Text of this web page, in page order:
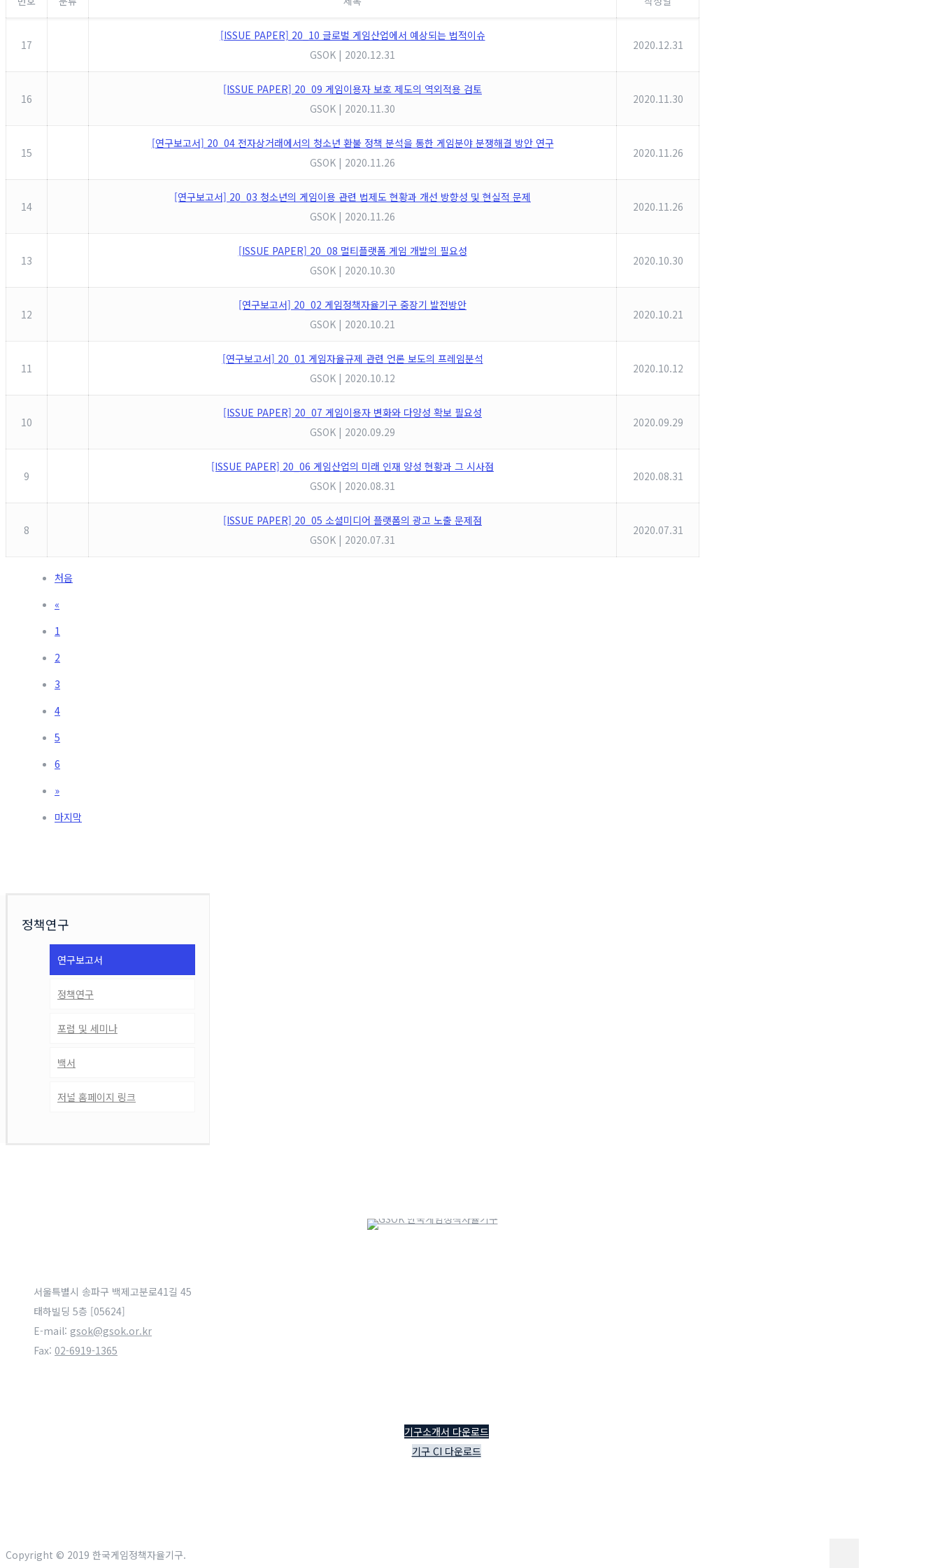
17
[ISSUE PAPER] 20_10 글로벌 게임산업에서 예상되는 법적이슈
GSOK | 2020.12.31
2020.12.31
16
[ISSUE PAPER] 20_09 게임이용자 보호 제도의 역외적용 검토
GSOK | 2020.11.30
2020.11.30
15
[연구보고서] 20_04 전자상거래에서의 청소년 환불 정책 분석을 통한 게임분야 분쟁해결 방안 연구
GSOK | 2020.11.26
2020.11.26
14
[연구보고서] 20_03 청소년의 게임이용 관련 법제도 현황과 개선 방향성 및 현실적 문제
GSOK | 2020.11.26
2020.11.26
13
[ISSUE PAPER] 20_08 멀티플랫폼 게임 개발의 필요성
GSOK | 2020.10.30
2020.10.30
12
[연구보고서] 20_02 게임정책자율기구 중장기 발전방안
GSOK | 2020.10.21
2020.10.21
11
[연구보고서] 20_01 게임자율규제 관련 언론 보도의 프레임분석
GSOK | 2020.10.12
2020.10.12
10
[ISSUE PAPER] 20_07 게임이용자 변화와 다양성 확보 필요성
GSOK | 2020.09.29
2020.09.29
9
[ISSUE PAPER] 20_06 게임산업의 미래 인재 양성 현황과 그 시사점
GSOK | 2020.08.31
2020.08.31
8
[ISSUE PAPER] 20_05 소셜미디어 플랫폼의 광고 노출 문제점
GSOK | 2020.07.31
2020.07.31
처음
«
1
2
3
4
5
6
»
마지막
정책연구
연구보고서
정책연구
포럼 및 세미나
백서
저널 홈페이지 링크
서울특별시 송파구 백제고분로41길 45
태하빌딩 5층 [05624]
E-mail: gsok@gsok.or.kr
Fax: 02-6919-1365
기구소개서 다운로드
기구 CI 다운로드
Copyright © 2019 한국게임정책자율기구.